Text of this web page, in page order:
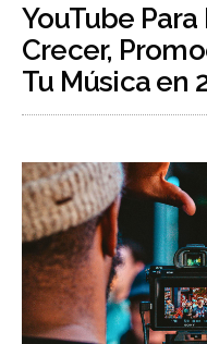
YouTube
Crecer,
Tu Música en